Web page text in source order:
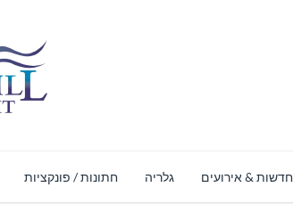
חתונות / פונקציות גלריה חדשות & אירועים